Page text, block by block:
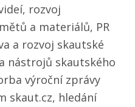
rozvoj
a materiálů, PR
a rozvoj skautské
nástrojů skautského
výroční zprávy
skaut.cz, hledání